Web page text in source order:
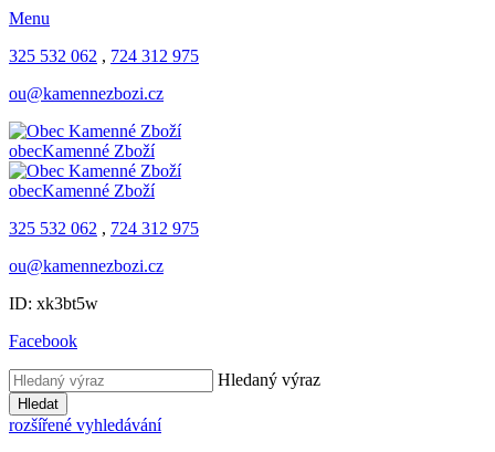
Menu
325 532 062 , 724 312 975
ou@kamennezbozi.cz
obecKamenné Zboží
obecKamenné Zboží
325 532 062 , 724 312 975
ou@kamennezbozi.cz
ID: xk3bt5w
Facebook
Hledaný výraz
Hledat
rozšířené vyhledávání